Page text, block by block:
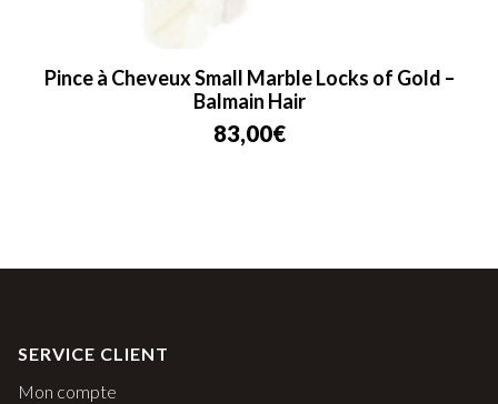
Pince à Cheveux Small Marble Locks of Gold –
Balmain Hair
83,00€
SERVICE CLIENT
Mon compte